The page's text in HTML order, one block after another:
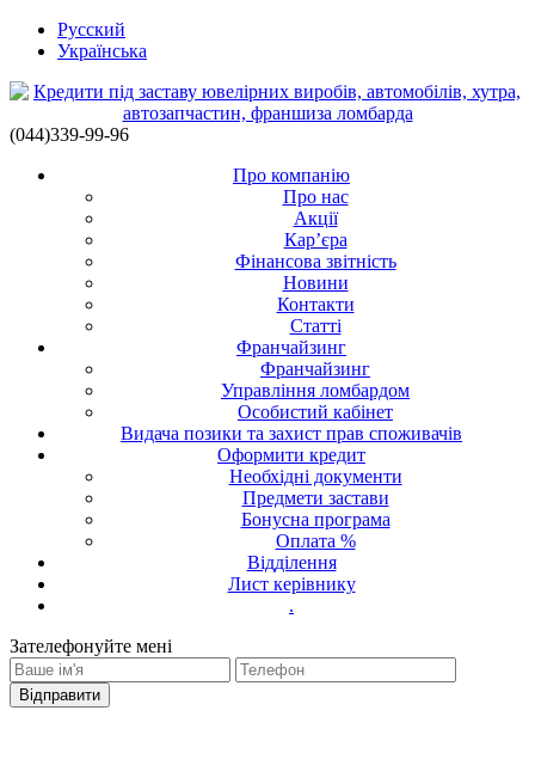
Русский
Українська
(044)339-99-96
Про компанію
Про нас
Акції
Кар’єра
Фінансова звітність
Новини
Контакти
Статті
Франчайзинг
Франчайзинг
Управління ломбардом
Особистий кабінет
Видача позики та захист прав споживачів
Оформити кредит
Необхідні документи
Предмети застави
Бонусна програма
Оплата %
Відділення
Лист керівнику
.
Зателефонуйте мені